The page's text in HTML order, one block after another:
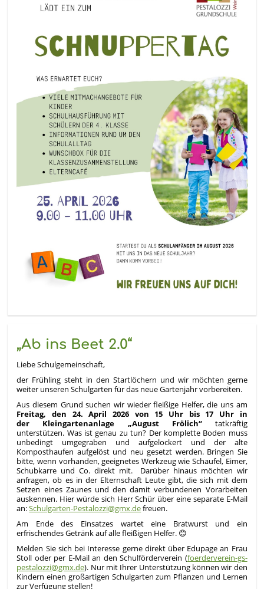
„Ab ins Beet 2.0“
Liebe Schulgemeinschaft,
der Frühling steht in den Startlöchern und wir möchten gerne
weiter unseren Schulgarten für das neue Gartenjahr vorbereiten.
Aus diesem Grund suchen wir wieder fleißige Helfer, die uns am
Freitag, den 24. April 2026 von 15 Uhr bis 17 Uhr in
der Kleingartenanlage „August Frölich“tatkräftig
unterstützen. Was ist genau zu tun? Der komplette Boden muss
unbedingt umgegraben und aufgelockert und der alte
Komposthaufen aufgelöst und neu gesetzt werden. Bringen Sie
bitte, wenn vorhanden, geeignetes Werkzeug wie Schaufel, Eimer,
Schubkarre und Co. direkt mit. Darüber hinaus möchten wir
anfragen, ob es in der Elternschaft Leute gibt, die sich mit dem
Setzen eines Zaunes und den damit verbundenen Vorarbeiten
auskennen. Hier würde sich Herr Schür über eine separate E-Mail
an:Schulgarten-Pestalozzi@gmx.defreuen.
Am Ende des Einsatzes wartet eine Bratwurst und ein
erfrischendes Getränk auf alle fleißigen Helfer. 😊
Melden Sie sich bei Interesse gerne direkt über Edupage an Frau
Stoll oder per E-Mail an den Schulförderverein (foerderverein-gs-
pestalozzi@gmx.de). Nur mit Ihrer Unterstützung können wir den
Kindern einen großartigen Schulgarten zum Pflanzen und Lernen
zur Verfügung stellen!